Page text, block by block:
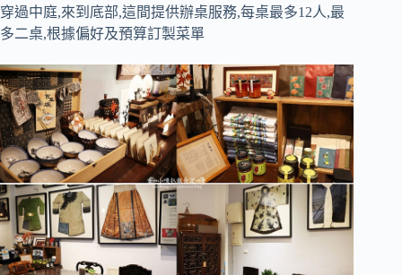
穿過中庭,來到底部,這間提供辦桌服務,每桌最多12人,最
多二桌,根據偏好及預算訂製菜單